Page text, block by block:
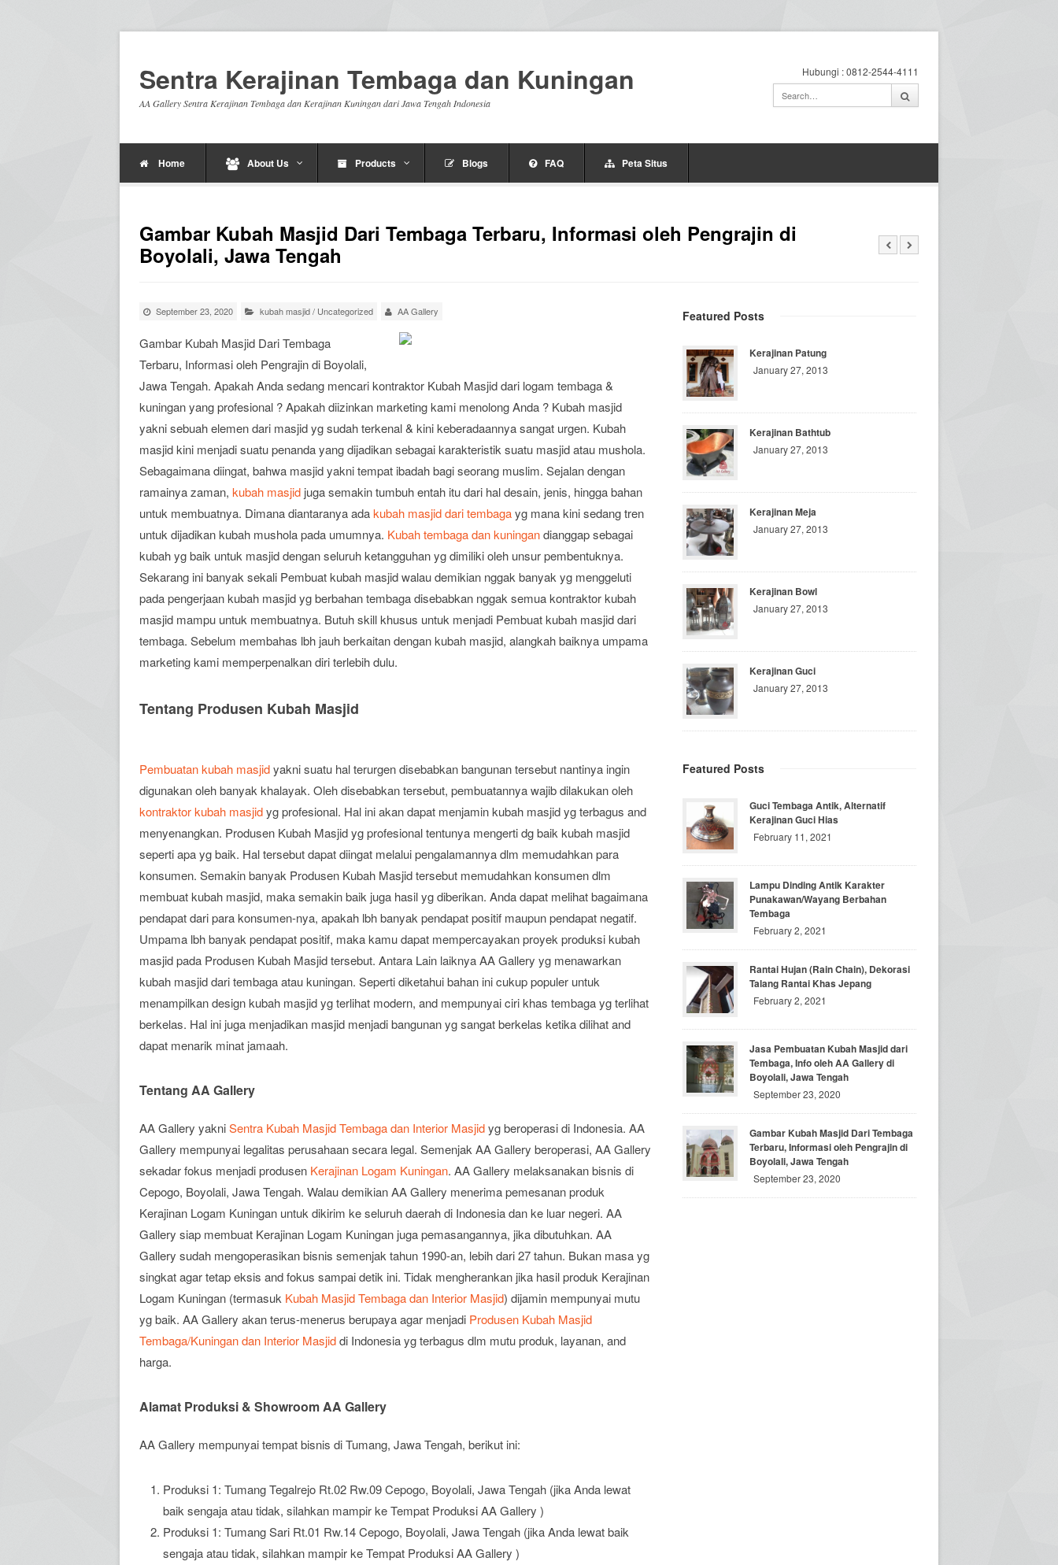
Sentra Kerajinan Tembaga dan Kuningan
AA Gallery Sentra Kerajinan Tembaga dan Kerajinan Kuningan dari Jawa Tengah Indonesia
Hubungi : 0812-2544-4111
Home About Us Products Blogs FAQ Peta Situs
Gambar Kubah Masjid Dari Tembaga Terbaru, Informasi oleh Pengrajin di
Boyolali, Jawa Tengah
September 23, 2020 kubah masjid/ Uncategorized AA Gallery
Gambar Kubah Masjid Dari Tembaga
Terbaru, Informasi oleh Pengrajin di Boyolali,
Jawa Tengah. Apakah Anda sedang mencari kontraktor Kubah Masjid dari logam tembaga &
kuningan yang profesional ? Apakah diizinkan marketing kami menolong Anda ? Kubah masjid
yakni sebuah elemen dari masjid yg sudah terkenal & kini keberadaannya sangat urgen. Kubah
masjid kini menjadi suatu penanda yang dijadikan sebagai karakteristik suatu masjid atau mushola.
Sebagaimana diingat, bahwa masjid yakni tempat ibadah bagi seorang muslim. Sejalan dengan
ramainya zaman, kubah masjid juga semakin tumbuh entah itu dari hal desain, jenis, hingga bahan
untuk membuatnya. Dimana diantaranya adakubah masjid dari tembagayg mana kini sedang tren
untuk dijadikan kubah mushola pada umumnya. Kubah tembaga dan kuningandianggap sebagai
kubah yg baik untuk masjid dengan seluruh ketangguhan yg dimiliki oleh unsur pembentuknya.
Sekarang ini banyak sekali Pembuat kubah masjid walau demikian nggak banyak yg menggeluti
pada pengerjaan kubah masjid yg berbahan tembaga disebabkan nggak semua kontraktor kubah
masjid mampu untuk membuatnya. Butuh skill khusus untuk menjadi Pembuat kubah masjid dari
tembaga. Sebelum membahas lbh jauh berkaitan dengan kubah masjid, alangkah baiknya umpama
marketing kami memperpenalkan diri terlebih dulu.
Tentang Produsen Kubah Masjid
Pembuatan kubah masjidyakni suatu hal terurgen disebabkan bangunan tersebut nantinya ingin
digunakan oleh banyak khalayak. Oleh disebabkan tersebut, pembuatannya wajib dilakukan oleh
kontraktor kubah masjidyg profesional. Hal ini akan dapat menjamin kubah masjid yg terbagus and
menyenangkan. Produsen Kubah Masjid yg profesional tentunya mengerti dg baik kubah masjid
seperti apa yg baik. Hal tersebut dapat diingat melalui pengalamannya dlm memudahkan para
konsumen. Semakin banyak Produsen Kubah Masjid tersebut memudahkan konsumen dlm
membuat kubah masjid, maka semakin baik juga hasil yg diberikan. Anda dapat melihat bagaimana
pendapat dari para konsumen-nya, apakah lbh banyak pendapat positif maupun pendapat negatif.
Umpama lbh banyak pendapat positif, maka kamu dapat mempercayakan proyek produksi kubah
masjid pada Produsen Kubah Masjid tersebut. Antara Lain laiknya AA Gallery yg menawarkan
kubah masjid dari tembaga atau kuningan. Seperti diketahui bahan ini cukup populer untuk
menampilkan design kubah masjid yg terlihat modern, and mempunyai ciri khas tembaga yg terlihat
berkelas. Hal ini juga menjadikan masjid menjadi bangunan yg sangat berkelas ketika dilihat and
dapat menarik minat jamaah.
Tentang AA Gallery
AA Gallery yakniSentra Kubah Masjid Tembaga dan Interior Masjidyg beroperasi di Indonesia. AA
Gallery mempunyai legalitas perusahaan secara legal. Semenjak AA Gallery beroperasi, AA Gallery
sekadar fokus menjadi produsen Kerajinan Logam Kuningan. AA Gallery melaksanakan bisnis di
Cepogo, Boyolali, Jawa Tengah. Walau demikian AA Gallery menerima pemesanan produk
Kerajinan Logam Kuningan untuk dikirim ke seluruh daerah di Indonesia dan ke luar negeri. AA
Gallery siap membuat Kerajinan Logam Kuningan juga pemasangannya, jika dibutuhkan. AA
Gallery sudah mengoperasikan bisnis semenjak tahun 1990-an, lebih dari 27 tahun. Bukan masa yg
singkat agar tetap eksis and fokus sampai detik ini. Tidak mengherankan jika hasil produk Kerajinan
Logam Kuningan (termasuk Kubah Masjid Tembaga dan Interior Masjid) dijamin mempunyai mutu
yg baik. AA Gallery akan terus-menerus berupaya agar menjadi Produsen Kubah Masjid
Tembaga/Kuningan dan Interior Masjiddi Indonesia yg terbagus dlm mutu produk, layanan, and
harga.
Alamat Produksi & Showroom AA Gallery
AA Gallery mempunyai tempat bisnis di Tumang, Jawa Tengah, berikut ini:
Produksi 1: Tumang Tegalrejo Rt.02 Rw.09 Cepogo, Boyolali, Jawa Tengah (jika Anda lewat
baik sengaja atau tidak, silahkan mampir ke Tempat Produksi AA Gallery )
Produksi 1: Tumang Sari Rt.01 Rw.14 Cepogo, Boyolali, Jawa Tengah (jika Anda lewat baik
sengaja atau tidak, silahkan mampir ke Tempat Produksi AA Gallery )
Featured Posts
Kerajinan Patung
January 27, 2013
Kerajinan Bathtub
January 27, 2013
Kerajinan Meja
January 27, 2013
Kerajinan Bowl
January 27, 2013
Kerajinan Guci
January 27, 2013
Featured Posts
Guci Tembaga Antik, Alternatif
Kerajinan Guci Hias
February 11, 2021
Lampu Dinding Antik Karakter
Punakawan/Wayang Berbahan
Tembaga
February 2, 2021
Rantai Hujan (Rain Chain), Dekorasi
Talang Rantai Khas Jepang
February 2, 2021
Jasa Pembuatan Kubah Masjid dari
Tembaga, Info oleh AA Gallery di
Boyolali, Jawa Tengah
September 23, 2020
Gambar Kubah Masjid Dari Tembaga
Terbaru, Informasi oleh Pengrajin di
Boyolali, Jawa Tengah
September 23, 2020